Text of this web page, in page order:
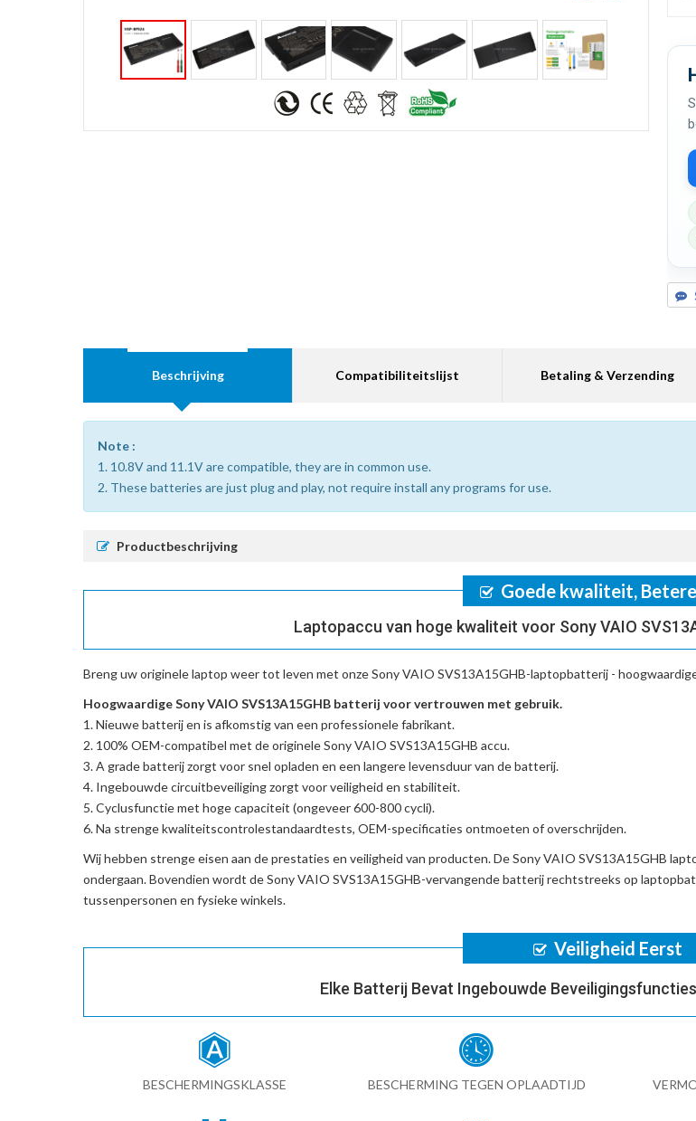
Beschrijving Compatibiliteitslijst Betaling & Verzending
Note :
1. 10.8V and 11.1V are compatible, they are in common use.
2. These batteries are just plug and play, not require install any programs for use.
Productbeschrijving
Goede kwaliteit,
Laptopaccu van hoge kwaliteit voor Sony VAIO
Breng uw originele laptop weer tot leven met onzeSony VAIO SVS13A15GHB-laptopbatterij -
Hoogwaardige Sony VAIO SVS13A15GHB batterij voor vertrouwen met gebruik.
Nieuwe batterij en is afkomstig van een professionele fabrikant.
100% OEM-compatibel met deoriginele Sony VAIO SVS13A15GHB accu.
A grade batterij zorgt voor snel opladen en een langere levensduur van de batterij.
Ingebouwde circuitbeveiliging zorgt voor veiligheid en stabiliteit.
Cyclusfunctie met hoge capaciteit (ongeveer 600-800 cycli).
Na strenge kwaliteitscontrolestandaardtests, OEM-specificaties ontmoeten of overschrijden.
Wij hebben strenge eisen aan de prestaties en veiligheid van producten. DeSony VAIO SVS13A15GHB
ondergaan. Bovendien wordt deSony VAIO SVS13A15GHB-vervangende batterijrechtstreeks op
tussenpersonen en fysieke winkels.
Veiligheid Eerst
Elke Batterij Bevat Ingebouwde
BESCHERMINGSKLASSE BESCHERMING TEGEN OPLAADTIJD